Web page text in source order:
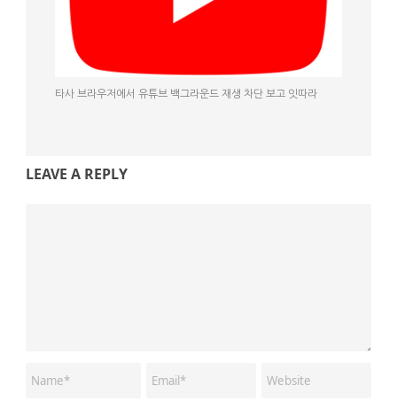
타사 브라우저에서 유튜브 백그라운드 재생 차단 보고 잇따라
LEAVE A REPLY